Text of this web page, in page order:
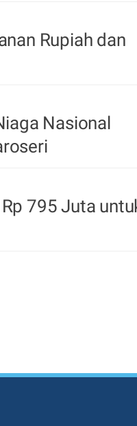
Rupiah dan
Nasional
Rp 795 Juta